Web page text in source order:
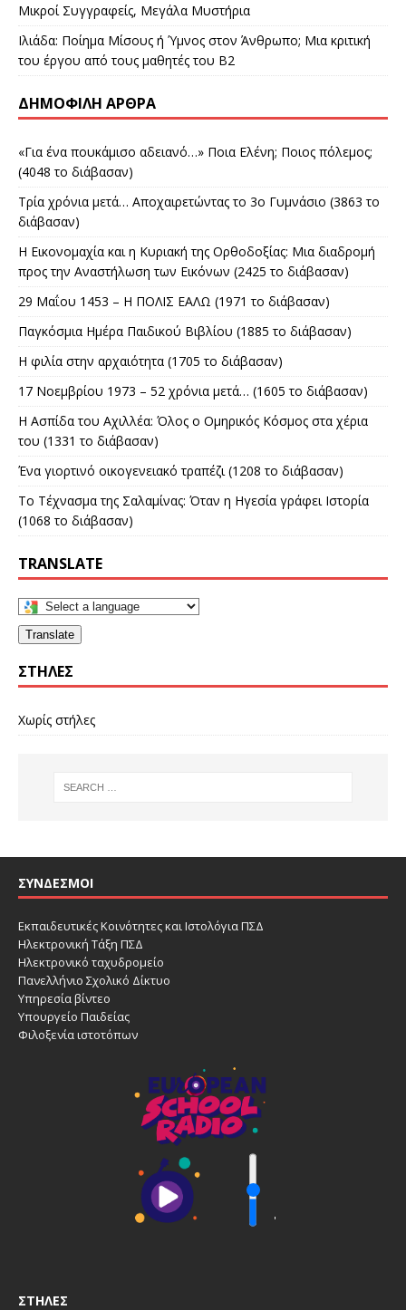
Μικροί Συγγραφείς, Μεγάλα Μυστήρια
Ιλιάδα: Ποίημα Μίσους ή Ύμνος στον Άνθρωπο; Μια κριτική
του έργου από τους μαθητές του Β2
ΔΗΜΟΦΙΛΉ ΆΡΘΡΑ
«Για ένα πουκάμισο αδειανό…» Ποια Ελένη; Ποιος πόλεμος;
(4048 το διάβασαν)
Τρία χρόνια μετά… Αποχαιρετώντας το 3ο Γυμνάσιο (3863 το
διάβασαν)
Η Εικονομαχία και η Κυριακή της Ορθοδοξίας: Μια διαδρομή
προς την Αναστήλωση των Εικόνων (2425 το διάβασαν)
29 Μαΐου 1453 – Η ΠΟΛΙΣ ΕΑΛΩ (1971 το διάβασαν)
Παγκόσμια Ημέρα Παιδικού Βιβλίου (1885 το διάβασαν)
Η φιλία στην αρχαιότητα (1705 το διάβασαν)
17 Νοεμβρίου 1973 – 52 χρόνια μετά… (1605 το διάβασαν)
Η Ασπίδα του Αχιλλέα: Όλος ο Ομηρικός Κόσμος στα χέρια
του (1331 το διάβασαν)
Ένα γιορτινό οικογενειακό τραπέζι (1208 το διάβασαν)
Το Τέχνασμα της Σαλαμίνας: Όταν η Ηγεσία γράφει Ιστορία
(1068 το διάβασαν)
TRANSLATE
Translate
ΣΤΉΛΕΣ
Χωρίς στήλες
ΣΎΝΔΕΣΜΟΙ
Εκπαιδευτικές Κοινότητες και Ιστολόγια ΠΣΔ
Ηλεκτρονική Τάξη ΠΣΔ
Ηλεκτρονικό ταχυδρομείο
Πανελλήνιο Σχολικό Δίκτυο
Υπηρεσία βίντεο
Υπουργείο Παιδείας
Φιλοξενία ιστοτόπων
'
ΣΤΉΛΕΣ